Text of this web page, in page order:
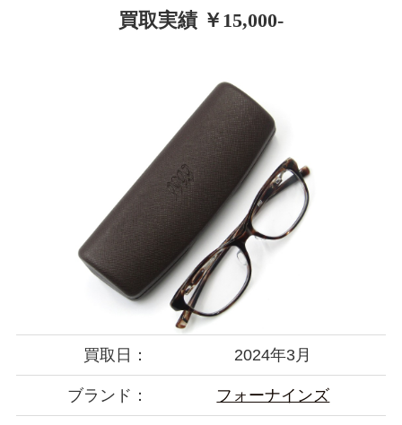
買取実績 ￥15,000-
買取日： 2024年3月
ブランド： フォーナインズ